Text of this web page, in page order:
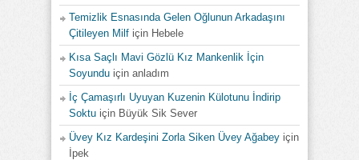
Temizlik Esnasında Gelen Oğlunun Arkadaşını
Çitileyen Milf için Hebele
Kısa Saçlı Mavi Gözlü Kız Mankenlik İçin
Soyundu için anladım
İç Çamaşırlı Uyuyan Kuzenin Külotunu İndirip
Soktu için Büyük Sik Sever
Üvey Kız Kardeşini Zorla Siken Üvey Ağabey için
İpek